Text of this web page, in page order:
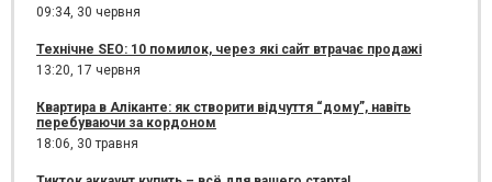
09:34, 30 червня
Технічне SEO: 10 помилок, через які сайт втрачає продажі
13:20, 17 червня
Квартира в Аліканте: як створити відчуття “дому”, навіть
перебуваючи за кордоном
18:06, 30 травня